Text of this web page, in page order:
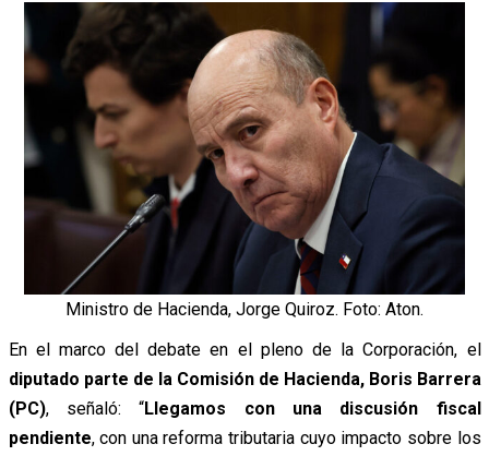
Ministro de Hacienda, Jorge Quiroz. Foto: Aton.
En el marco del debate en el pleno de la Corporación, el
diputado parte de la Comisión de Hacienda, Boris Barrera
(PC), señaló: “Llegamos con una discusión fiscal
pendiente, con una reforma tributaria cuyo impacto sobre los